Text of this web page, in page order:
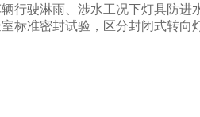
行驶淋雨、涉水工况下灯具防进
标准密封试验，区分封闭式转向